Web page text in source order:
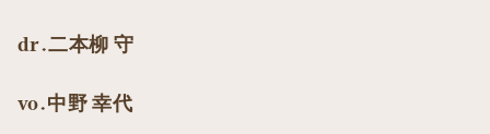
dr.二本柳 守
vo.中野 幸代